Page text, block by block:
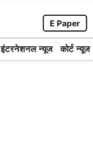
E Paper
इंटरनेशनल न्यूज कोर्ट न्यूज